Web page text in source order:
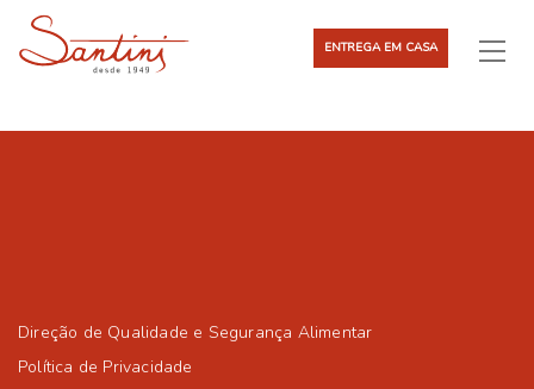
ENTREGA EM CASA
Direção de Qualidade e Segurança Alimentar
Política de Privacidade